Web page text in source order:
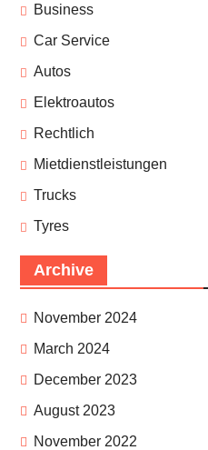
Business
Car Service
Autos
Elektroautos
Rechtlich
Mietdienstleistungen
Trucks
Tyres
Archive
November 2024
March 2024
December 2023
August 2023
November 2022